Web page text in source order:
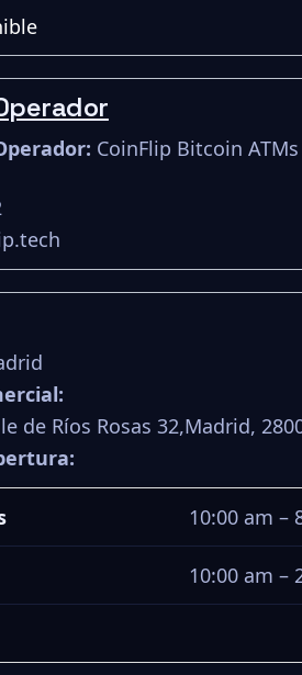
CoinFlip Bitcoin ATMs
de Ríos Rosas 32,Madrid,
10:00 am –
10:00 am –